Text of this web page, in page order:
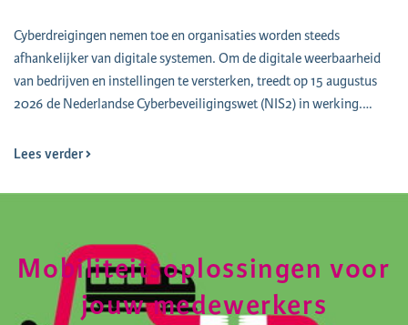
Cyberdreigingen nemen toe en organisaties worden steeds
afhankelijker van digitale systemen. Om de digitale weerbaarheid
van bedrijven en instellingen te versterken, treedt op 15 augustus
2026 de Nederlandse Cyberbeveiligingswet (NIS2) in werking.…
Lees verder
Mobiliteitsoplossingen voor
jouw medewerkers